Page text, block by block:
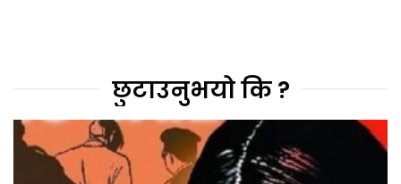
छुटाउनुभयो कि ?